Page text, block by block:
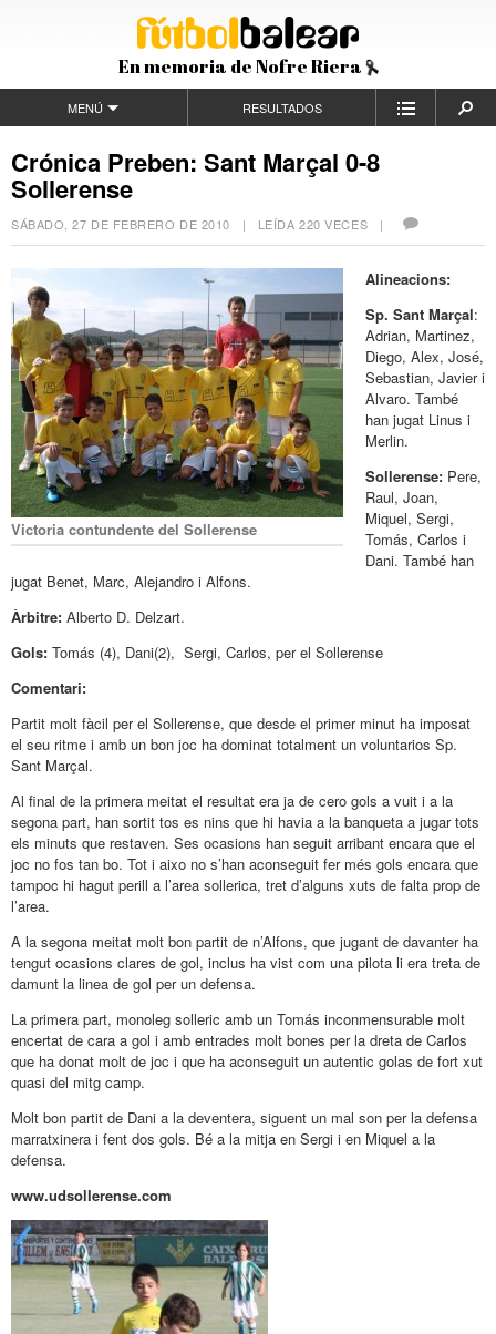
En memoria de Nofre Riera
MENÚ RESULTADOS
Crónica Preben: Sant Marçal 0-8
Sollerense
SÁBADO, 27 DE FEBRERO DE 2010 | LEÍDA 220 VECES |
Victoria contundente del Sollerense
Alineacions:
Sp. Sant Marçal:
Adrian, Martinez,
Diego, Alex, José,
Sebastian, Javier i
Alvaro. També
han jugat Linus i
Merlin.
Sollerense: Pere,
Raul, Joan,
Miquel, Sergi,
Tomás, Carlos i
Dani. També han
jugat Benet, Marc, Alejandro i Alfons.
Àrbitre: Alberto D. Delzart.
Gols: Tomás (4), Dani(2), Sergi, Carlos, per el Sollerense
Comentari:
Partit molt fàcil per el Sollerense, que desde el primer minut ha imposat
el seu ritme i amb un bon joc ha dominat totalment un voluntarios Sp.
Sant Marçal.
Al final de la primera meitat el resultat era ja de cero gols a vuit i a la
segona part, han sortit tos es nins que hi havia a la banqueta a jugar tots
els minuts que restaven. Ses ocasions han seguit arribant encara que el
joc no fos tan bo. Tot i aixo no s’han aconseguit fer més gols encara que
tampoc hi hagut perill a l’area sollerica, tret d’alguns xuts de falta prop de
l’area.
A la segona meitat molt bon partit de n’Alfons, que jugant de davanter ha
tengut ocasions clares de gol, inclus ha vist com una pilota li era treta de
damunt la linea de gol per un defensa.
La primera part, monoleg solleric amb un Tomás inconmensurable molt
encertat de cara a gol i amb entrades molt bones per la dreta de Carlos
que ha donat molt de joc i que ha aconseguit un autentic golas de fort xut
quasi del mitg camp.
Molt bon partit de Dani a la deventera, siguent un mal son per la defensa
marratxinera i fent dos gols. Bé a la mitja en Sergi i en Miquel a la
defensa.
www.udsollerense.com